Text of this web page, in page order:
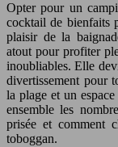
Opter pour un
cocktail de bienfaits
plaisir de la
atout pour profiter
inoubliables. Elle
divertissement pour
la plage et un
ensemble les
prisée et comment
toboggan.